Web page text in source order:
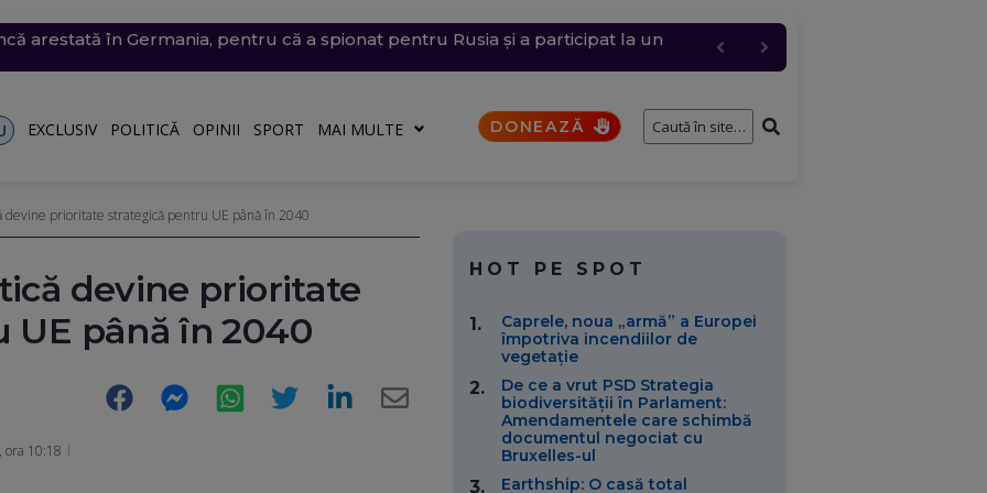
arestată în Germania, pentru că a spionat pentru Rusia și a participat la un
azi un nou record absolut de temperatură
nordul Angliei: O defecțiune electrică provoacă întârzieri și anulări masive
O groapă de 3 metri adâncime a apărut în carosabil, traficul a fost restricționat
Dunăre a fost amânată din nou. Crește riscul pentru Cernavodă
EXCLUSIV POLITICĂ OPINII SPORT MAI MULTE DONEAZĂ
devine prioritate strategică pentru UE până în 2040
devine prioritate
până în 2040
Facebook Messenger WhatsApp Twitter LinkedIn
ora 10:18
HOT PE SPOT
1.
Caprele, noua „armă” a Europei
împotriva incendiilor de
vegetație
2.
De ce a vrut PSD Strategia
biodiversității în Parlament:
Amendamentele care schimbă
documentul negociat cu
Bruxelles-ul
3.
Earthship: O casă total